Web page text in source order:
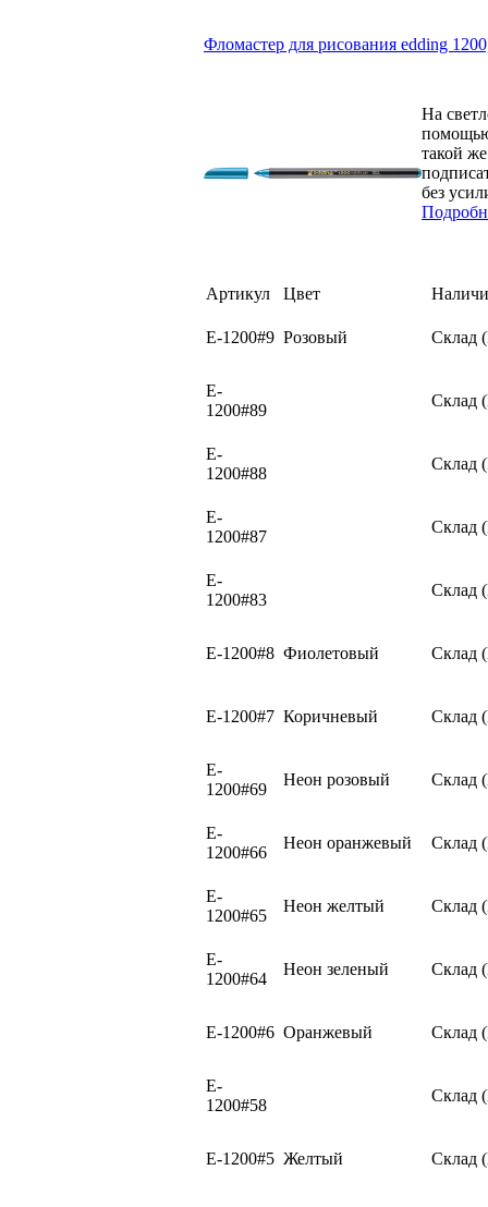
Фломастер для рисования edding
На
помощью
такой
без
Артикул Цвет
E-1200#9 Розовый Склад
E-
1200#89
Склад
E-
1200#88
Склад
E-
1200#87
Склад
E-
1200#83
Склад
E-1200#8 Фиолетовый Склад
E-1200#7 Коричневый Склад
E-
1200#69
Неон розовый Склад
E-
1200#66
Неон оранжевый Склад
E-
1200#65
Неон желтый Склад
E-
1200#64
Неон зеленый Склад
E-1200#6 Оранжевый Склад
E-
1200#58
Склад
E-1200#5 Желтый Склад